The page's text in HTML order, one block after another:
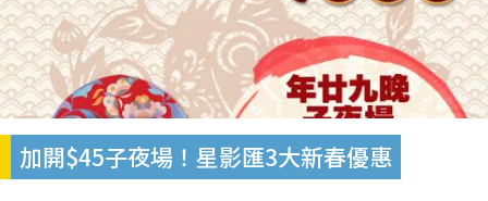
加開$45子夜場！星影匯3大新春優惠